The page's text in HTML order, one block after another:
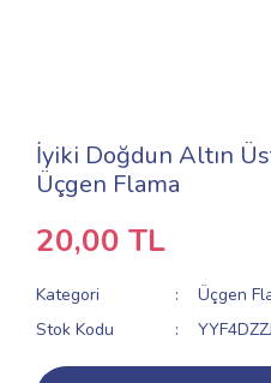
İyiki Doğdun Altın
Üçgen Flama
20,00 TL
Kategori
Üçgen
Stok Kodu